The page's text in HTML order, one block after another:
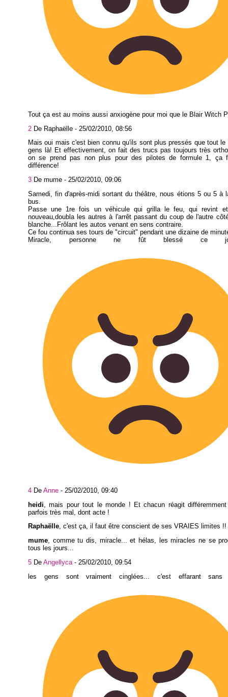
Tout ça est au moins aussi anxiogène pour moi que le Blair Witch
2 De Raphaëlle - 25/02/2010, 08:56
Mais oui mais c'est bien connu qu'ils sont plus pressés que tout le
gens là! Et effectivement, on fait des trucs pas toujours très
on se prend pas non plus pour des pilotes de formule 1, ça
différence!
3 De mume - 25/02/2010, 09:06
Samedi, fin d'après-midi sortant du théâtre, nous étions 5 ou 5 à
bus.
Passe une 1re fois un véhicule qui grilla le feu, qui revint
nouveau,doubla les autres à l'arrêt passant du coup de l'autre
blanche...Frôlant les autos venant en sens contraire.
Ce fou continua ses tours de "circuit" pendant une dizaine de
Miracle, personne ne fût blessé ce
4 De Anne - 25/02/2010, 09:40
heidi , mais pour tout le monde ! Et chacun réagit
parfois très mal, dont acte !
Raphaëlle, c'est ça, il faut être conscient de ses VRAIES limites !!
mume, comme tu dis, miracle... et hélas, les miracles ne se
tous les jours...
5 De Angellyca- 25/02/2010, 09:54
les gens sont vraiment cinglées... c'est effarant sans